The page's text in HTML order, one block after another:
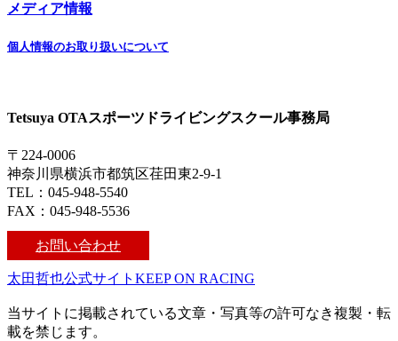
メディア情報
個人情報のお取り扱いについて
Tetsuya OTAスポーツドライビングスクール事務局
〒224-0006
神奈川県横浜市都筑区荏田東2-9-1
TEL：045-948-5540
FAX：045-948-5536
お問い合わせ
太田哲也公式サイトKEEP ON RACING
当サイトに掲載されている文章・写真等の許可なき複製・転
載を禁じます。